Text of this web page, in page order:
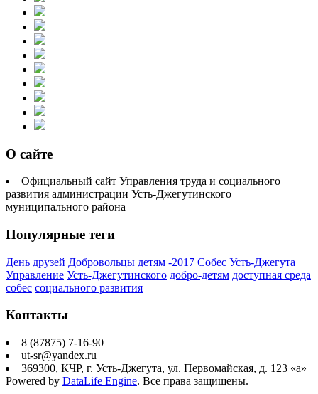
О сайте
Официальный сайт Управления труда и социального
развития администрации Усть-Джегутинского
муниципального района
Популярные теги
День друзей Добровольцы детям -2017 Собес Усть-Джегута
Управление Усть-Джегутинского добро-детям доступная среда
собес социального развития
Контакты
8 (87875) 7-16-90
ut-sr@yandex.ru
369300, КЧР, г. Усть-Джегута, ул. Первомайская, д. 123 «а»
Powered by DataLife Engine. Все права защищены.